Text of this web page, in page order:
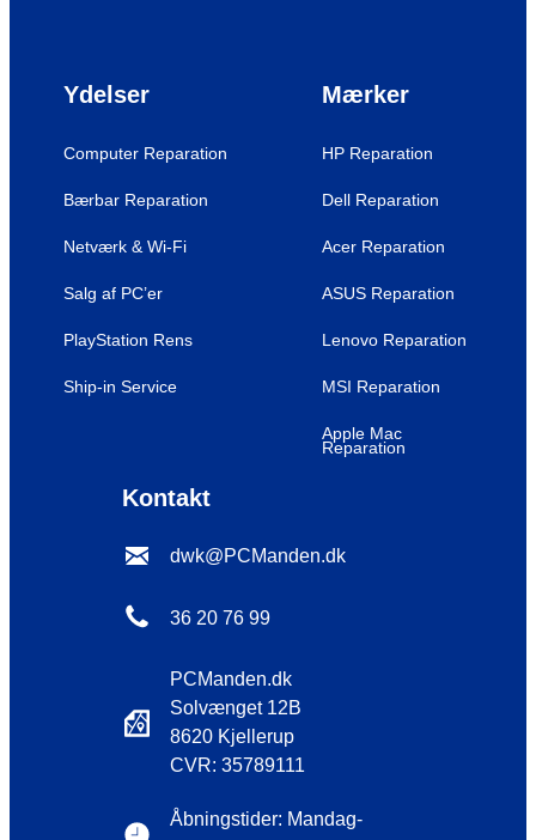
Ydelser
Computer Reparation
Bærbar Reparation
Netværk & Wi-Fi
Salg af PC’er
PlayStation Rens
Ship-in Service
Mærker
HP Reparation
Dell Reparation
Acer Reparation
ASUS Reparation
Lenovo Reparation
MSI Reparation
Apple Mac
Reparation
Kontakt
dwk@PCManden.dk
36 20 76 99
PCManden.dk
Solvænget 12B
8620 Kjellerup
CVR: 35789111
Åbningstider: Mandag-